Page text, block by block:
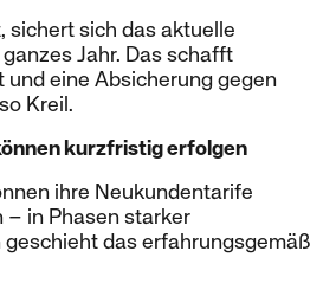
sichert sich das aktuelle
Jahr. Das schafft
und eine Absicherung gegen
Kreil.
kurzfristig erfolgen
ihre Neukundentarife
– in Phasen starker
das erfahrungsgemäß